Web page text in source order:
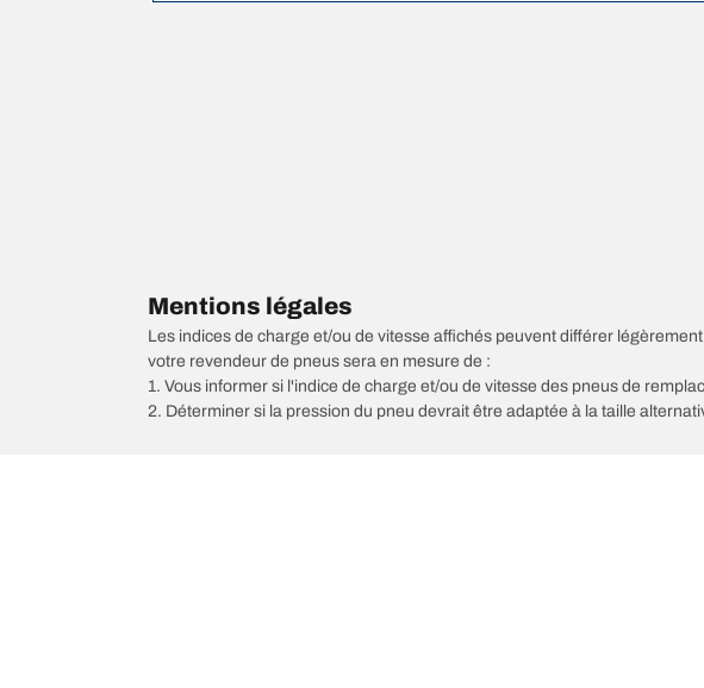
Mentions légales
Les indices de charge et/ou de vitesse affichés peuvent différer
votre revendeur de pneus sera en mesure de :
1. Vous informer si l'indice de charge et/ou de vitesse des pneus de
2. Déterminer si la pression du pneu devrait être adaptée à la taille